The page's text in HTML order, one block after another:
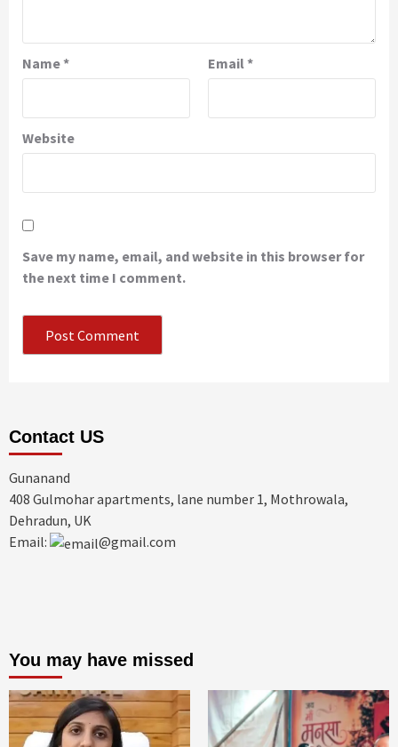
Name* Email*
Website
Save my name, email, and website in this browser for
the next time I comment.
Contact US
Gunanand
408 Gulmohar apartments, lane number 1, Mothrowala,
Dehradun, UK
Email:
@gmail.com
You may have missed